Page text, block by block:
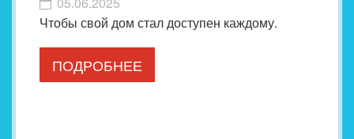
Чтобы свой дом стал доступен каждому.
ПОДРОБНЕЕ